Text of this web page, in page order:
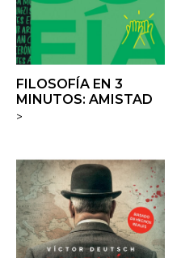
FILOSOFÍA EN 3
MINUTOS: AMISTAD
>